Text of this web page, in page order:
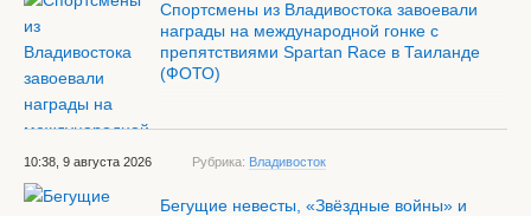
Спортсмены из Владивостока завоевали
награды на международной гонке с
препятствиями Spartan Race в Таиланде
(ФОТО)
10:38, 9 августа 2026 Рубрика: Владивосток
Бегущие невесты, «Звёздные войны» и